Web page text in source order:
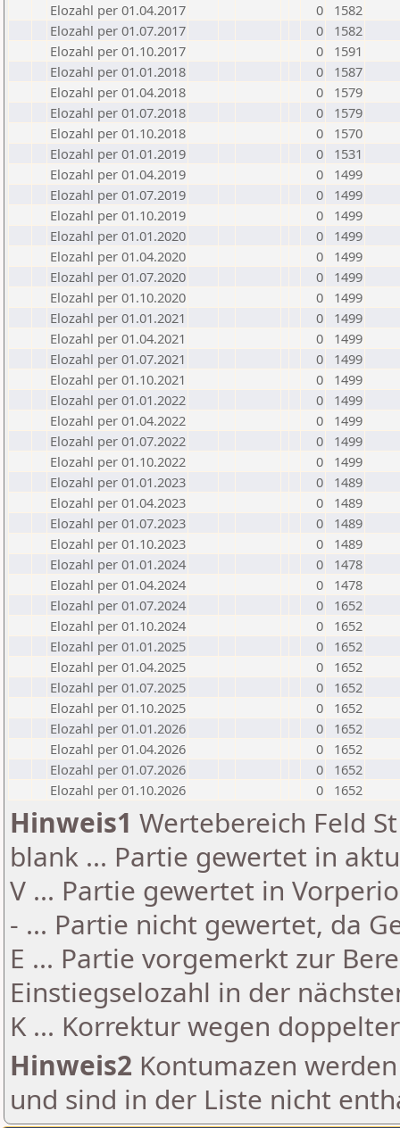
Elozahl per 01.04.2017
0
1582
Elozahl per 01.07.2017
0
1582
Elozahl per 01.10.2017
0
1591
Elozahl per 01.01.2018
0
1587
Elozahl per 01.04.2018
0
1579
Elozahl per 01.07.2018
0
1579
Elozahl per 01.10.2018
0
1570
Elozahl per 01.01.2019
0
1531
Elozahl per 01.04.2019
0
1499
Elozahl per 01.07.2019
0
1499
Elozahl per 01.10.2019
0
1499
Elozahl per 01.01.2020
0
1499
Elozahl per 01.04.2020
0
1499
Elozahl per 01.07.2020
0
1499
Elozahl per 01.10.2020
0
1499
Elozahl per 01.01.2021
0
1499
Elozahl per 01.04.2021
0
1499
Elozahl per 01.07.2021
0
1499
Elozahl per 01.10.2021
0
1499
Elozahl per 01.01.2022
0
1499
Elozahl per 01.04.2022
0
1499
Elozahl per 01.07.2022
0
1499
Elozahl per 01.10.2022
0
1499
Elozahl per 01.01.2023
0
1489
Elozahl per 01.04.2023
0
1489
Elozahl per 01.07.2023
0
1489
Elozahl per 01.10.2023
0
1489
Elozahl per 01.01.2024
0
1478
Elozahl per 01.04.2024
0
1478
Elozahl per 01.07.2024
0
1652
Elozahl per 01.10.2024
0
1652
Elozahl per 01.01.2025
0
1652
Elozahl per 01.04.2025
0
1652
Elozahl per 01.07.2025
0
1652
Elozahl per 01.10.2025
0
1652
Elozahl per 01.01.2026
0
1652
Elozahl per 01.04.2026
0
1652
Elozahl per 01.07.2026
0
1652
Elozahl per 01.10.2026
0 1652
Hinweis1 Wertebereich Feld
blank ... Partie gewertet in
V ... Partie gewertet in
- ... Partie nicht gewertet, da
E ... Partie vorgemerkt zur
Einstiegselozahl in der
K ... Korrektur wegen
Hinweis2 Kontumazen
und sind in der Liste nicht